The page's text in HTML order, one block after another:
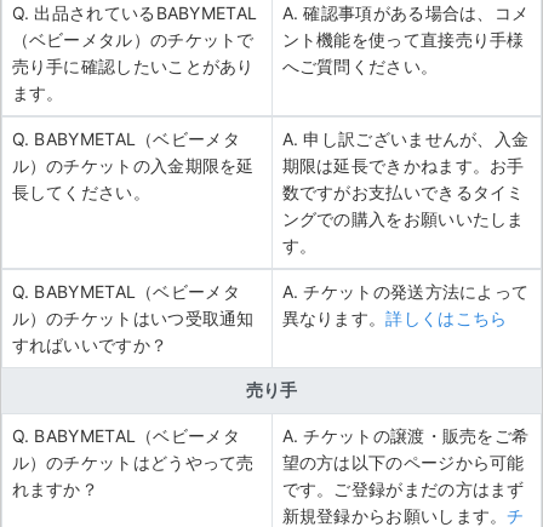
Q. 出品されているBABYMETAL
（ベビーメタル）のチケットで
売り手に確認したいことがあり
ます。
A. 確認事項がある場合は、コメ
ント機能を使って直接売り手様
へご質問ください。
Q. BABYMETAL（ベビーメタ
ル）のチケットの入金期限を延
長してください。
A. 申し訳ございませんが、入金
期限は延長できかねます。お手
数ですがお支払いできるタイミ
ングでの購入をお願いいたしま
す。
Q. BABYMETAL（ベビーメタ
ル）のチケットはいつ受取通知
すればいいですか？
A. チケットの発送方法によって
異なります。詳しくはこちら
売り手
Q. BABYMETAL（ベビーメタ
ル）のチケットはどうやって売
れますか？
A. チケットの譲渡・販売をご希
望の方は以下のページから可能
です。ご登録がまだの方はまず
新規登録からお願いします。チ